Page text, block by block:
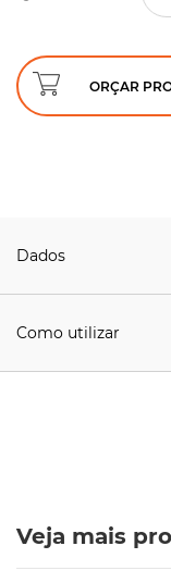
ORÇAR
Dados
Como utilizar
Veja mais